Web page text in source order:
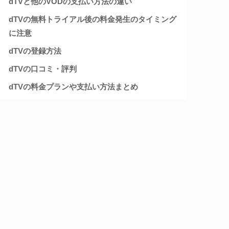
dTVの無料トライアル後の料金発生のタイミング
に注意
dTVの登録方法
dTVの口コミ・評判
dTVの料金プランや支払い方法まとめ